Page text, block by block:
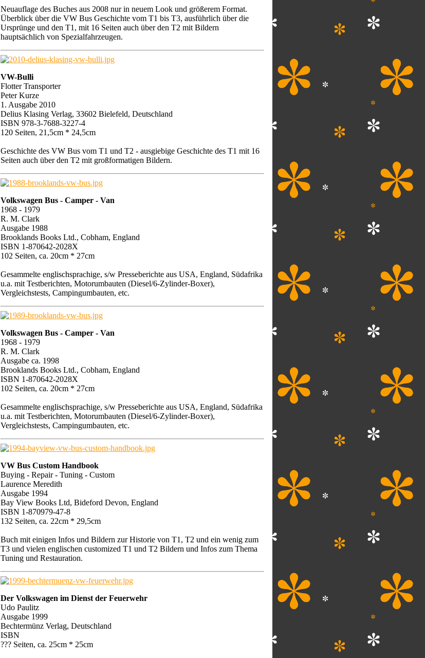
Neuauflage des Buches aus 2008 nur in neuem Look und größerem Format.
Überblick über die VW Bus Geschichte vom T1 bis T3, ausführlich über die
Ursprünge und den T1, mit 16 Seiten auch über den T2 mit Bildern
hauptsächlich von Spezialfahrzeugen.
VW-Bulli
Flotter Transporter
Peter Kurze
1. Ausgabe 2010
Delius Klasing Verlag, 33602 Bielefeld, Deutschland
ISBN 978-3-7688-3227-4
120 Seiten, 21,5cm * 24,5cm
Geschichte des VW Bus vom T1 und T2 - ausgiebige Geschichte des T1 mit 16
Seiten auch über den T2 mit großformatigen Bildern.
Volkswagen Bus - Camper - Van
1968 - 1979
R. M. Clark
Ausgabe 1988
Brooklands Books Ltd., Cobham, England
ISBN 1-870642-2028X
102 Seiten, ca. 20cm * 27cm
Gesammelte englischsprachige, s/w Presseberichte aus USA, England, Südafrika
u.a. mit Testberichten, Motorumbauten (Diesel/6-Zylinder-Boxer),
Vergleichstests, Campingumbauten, etc.
Volkswagen Bus - Camper - Van
1968 - 1979
R. M. Clark
Ausgabe ca. 1998
Brooklands Books Ltd., Cobham, England
ISBN 1-870642-2028X
102 Seiten, ca. 20cm * 27cm
Gesammelte englischsprachige, s/w Presseberichte aus USA, England, Südafrika
u.a. mit Testberichten, Motorumbauten (Diesel/6-Zylinder-Boxer),
Vergleichstests, Campingumbauten, etc.
VW Bus Custom Handbook
Buying - Repair - Tuning - Custom
Laurence Meredith
Ausgabe 1994
Bay View Books Ltd, Bideford Devon, England
ISBN 1-870979-47-8
132 Seiten, ca. 22cm * 29,5cm
Buch mit einigen Infos und Bildern zur Historie von T1, T2 und ein wenig zum
T3 und vielen englischen customized T1 und T2 Bildern und Infos zum Thema
Tuning und Restauration.
Der Volkswagen im Dienst der Feuerwehr
Udo Paulitz
Ausgabe 1999
Bechtermünz Verlag, Deutschland
ISBN
??? Seiten, ca. 25cm * 25cm